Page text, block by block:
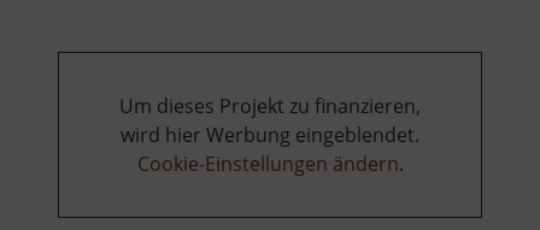
Um dieses Projekt zu finanzieren,
wird hier Werbung eingeblendet.
Cookie-Einstellungen ändern.